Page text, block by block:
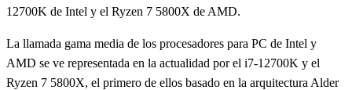
12700K de Intel y el Ryzen 7 5800X de AMD.
La llamada gama media de los procesadores para PC de Intel y
AMD se ve representada en la actualidad por el i7-12700K y el
Ryzen 7 5800X, el primero de ellos basado en la arquitectura Alder